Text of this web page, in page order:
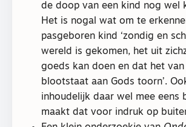
de doop van een kind nog wel
Het is nogal wat om te
pasgeboren kind ‘zondig en
wereld is gekomen, het uit
goeds kan doen en dat het
blootstaat aan Gods toorn’.
inhoudelijk daar wel mee eens
maakt dat voor indruk op